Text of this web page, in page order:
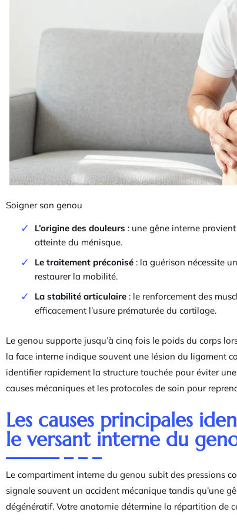
Soigner son genou
L’origine des douleurs : une gêne interne
atteinte du ménisque.
Le traitement préconisé : la guérison nécessite
restaurer la mobilité.
La stabilité articulaire : le renforcement des
efficacement l’usure prématurée du cartilage.
Le genou supporte jusqu’à cinq fois le poids du corps
la face interne indique souvent une lésion du ligament
identifier rapidement la structure touchée pour éviter
causes mécaniques et les protocoles de soin pour
Les causes principales
le versant interne du
Le compartiment interne du genou subit des pressions
signale souvent un accident mécanique tandis qu’une
dégénératif. Votre anatomie détermine la répartition de